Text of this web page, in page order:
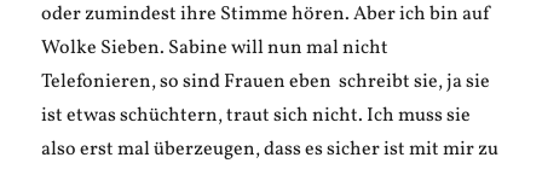
oder zumindest ihre Stimme hören. Aber ich bin auf
Wolke Sieben. Sabine will nun mal nicht
Telefonieren, so sind Frauen eben schreibt sie, ja sie
ist etwas schüchtern, traut sich nicht. Ich muss sie
also erst mal überzeugen, dass es sicher ist mit mir zu